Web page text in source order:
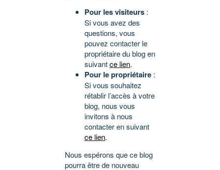
Pour les visiteurs :
Si vous avez des
questions, vous
pouvez contacter le
propriétaire du blog en
suivantce lien.
Pour le propriétaire :
Si vous souhaitez
rétablir l’accès à votre
blog, nous vous
invitons à nous
contacter en suivant
ce lien.
Nous espérons que ce blog
pourra être de nouveau